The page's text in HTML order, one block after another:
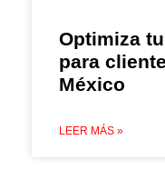
Optimiza
para
México
LEER MÁS »